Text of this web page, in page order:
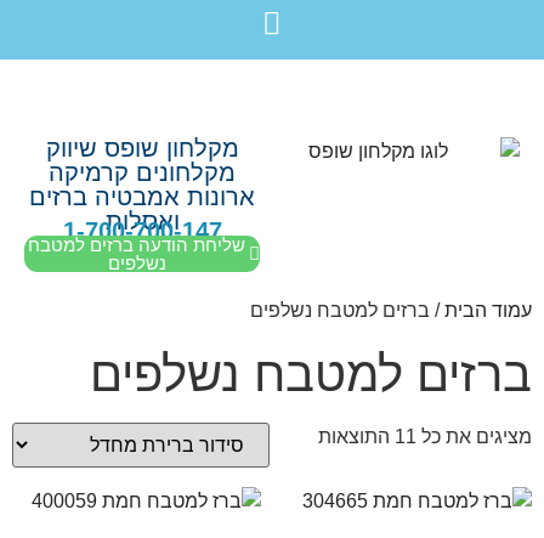
מקלחון שופס שיווק
מקלחונים קרמיקה
ארונות אמבטיה ברזים
ואסלות
1-700-700-147
שליחת הודעה ברזים למטבח
נשלפים
עמוד הבית/ ברזים למטבח נשלפים
ברזים למטבח נשלפים
מציגים את כל ⁦11⁩ התוצאות